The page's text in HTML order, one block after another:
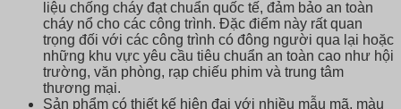
liệu chống cháy đạt chuẩn quốc tế, đảm bảo an toàn
cháy nổ cho các công trình. Đặc điểm này rất quan
trọng đối với các công trình có đông người qua lại hoặc
những khu vực yêu cầu tiêu chuẩn an toàn cao như hội
trường, văn phòng, rạp chiếu phim và trung tâm
thương mại.
Sản phẩm có thiết kế hiện đại với nhiều mẫu mã, màu